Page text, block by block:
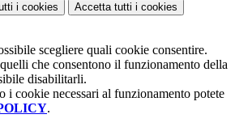
i cookies Accetta tutti i cookies
scegliere quali cookie consentire.
che consentono il funzionamento della
disabilitarli.
i cookie necessari al funzionamento potete
.